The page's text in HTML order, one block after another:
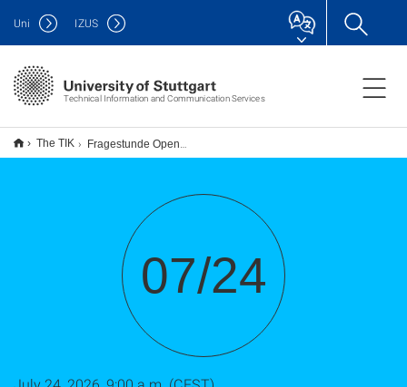
Technical Information and Communication Services
Uni IZUS
The TIK Fragestunde OpenCms
07/24